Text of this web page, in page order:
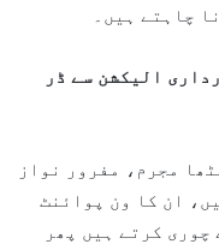
چاہتے ہیں۔
الیکشن سے ڈر
مجرم، مفرور نواز
ان کا ون پوائنٹ
کرتے ہیں پھر